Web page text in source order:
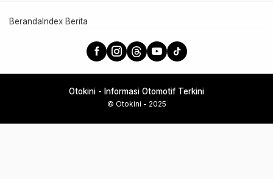
Beranda Index Berita
Otokini - Informasi Otomotif Terkini
© Otokini - 2025